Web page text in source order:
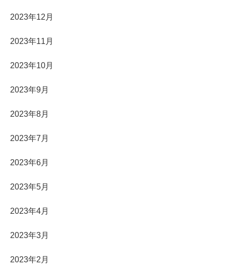
2023年12月
2023年11月
2023年10月
2023年9月
2023年8月
2023年7月
2023年6月
2023年5月
2023年4月
2023年3月
2023年2月